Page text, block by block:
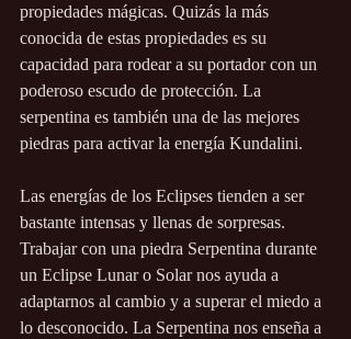
propiedades mágicas. Quizás la más
conocida de estas propiedades es su
capacidad para rodear a su portador con un
poderoso escudo de protección. La
serpentina es también una de las mejores
piedras para activar la energía Kundalini.
Las energías de los Eclipses tienden a ser
bastante intensas y llenas de sorpresas.
Trabajar con una piedra Serpentina durante
un Eclipse Lunar o Solar nos ayuda a
adaptarnos al cambio y a superar el miedo a
lo desconocido. La Serpentina nos enseña a